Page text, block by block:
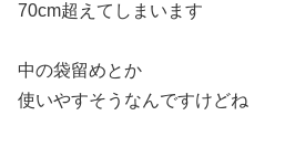
70cm超えてしまいます
中の袋留めとか
使いやすそうなんですけどね